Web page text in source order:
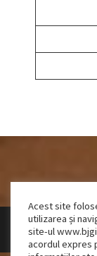
Design by
Acest site
utilizarea și
site-ul
acordul expres